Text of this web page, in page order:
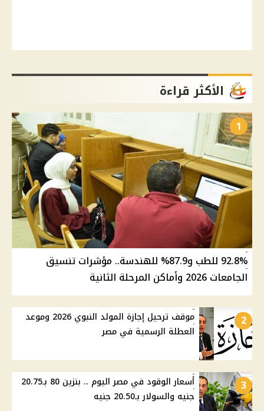
الأكثر قراءة
1
92.8% للطب و87.9% للهندسة.. مؤشرات تنسيق
الجامعات 2026 وأماكن المرحلة الثانية
2
موقف ترحيل إجازة المولد النبوي 2026 وموعد
العطلة الرسمية في مصر
3
أسعار الوقود في مصر اليوم .. بنزين 80 بـ20.75
جنيه والسولار بـ20.50 جنيه